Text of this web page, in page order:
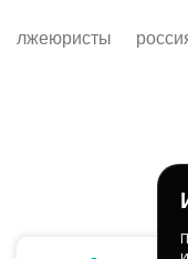
лжеюристы